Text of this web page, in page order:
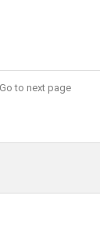
to next page